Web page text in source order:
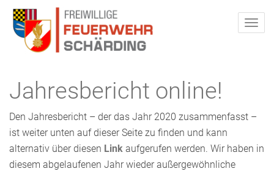
Jahresbericht online!
Den Jahresbericht – der das Jahr 2020 zusammenfasst –
ist weiter unten auf dieser Seite zu finden und kann
alternativ über diesen Link aufgerufen werden. Wir haben in
diesem abgelaufenen Jahr wieder außergewöhnliche